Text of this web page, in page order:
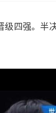
四强。半